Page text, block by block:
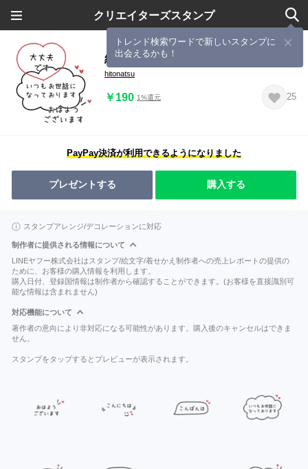
クリエイターズスタンプ
トレンド検索ワードで新しいスタンプに
出会えるかも！
細線画◎ゆる吹き出し #7
hitonatsu
￥190 1%還元 25
PayPay決済が利用できるようになりました
プレゼントする 購入する
スタンプアレンジ/デコレーションに対応
制作者に提供される情報について
LINEヤフー株式会社はスタンプ/絵文字/着せかえ制作者への売上レポートの提供の
ために、お客様の購入情報を利用します。
購入日付、登録国情報は制作者から確認することができます。(お客様を直接識別可
能な情報は含まれません)
対応機能について
著作者の意向により非対応になる可能性があります。購入後のキャンセルはできま
せん。
スタンプをタップするとプレビューが表示されます。